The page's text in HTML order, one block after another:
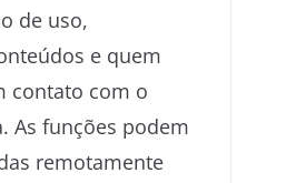
de uso,
e quem
contato com o
As funções podem
remotamente